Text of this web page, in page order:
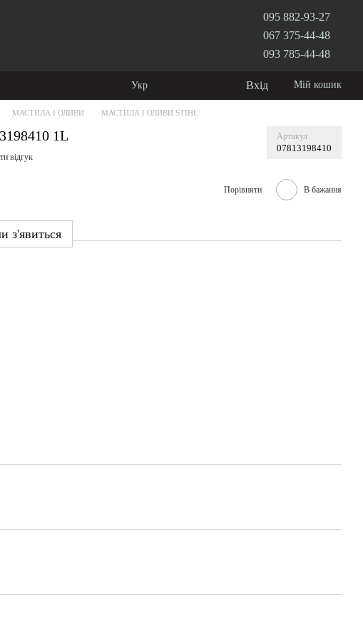
095 882-93-27
067 375-44-48
093 785-44-48
Укр Вхід Мій кошик
МАСТИЛА І ОЛИВИ МАСТИЛА І ОЛИВИ STIHL
1L Артикул
07813198410
відгук
Порівняти В бажання
з'явиться